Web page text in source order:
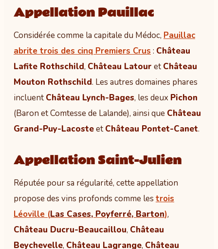
Appellation Pauillac
Considérée comme la capitale du Médoc, Pauillac
abrite trois des cinq Premiers Crus : Château
Lafite Rothschild, Château Latour et Château
Mouton Rothschild. Les autres domaines phares
incluent Château Lynch-Bages, les deux Pichon
(Baron et Comtesse de Lalande), ainsi que Château
Grand-Puy-Lacosteet Château Pontet-Canet.
Appellation Saint-Julien
Réputée pour sa régularité, cette appellation
propose des vins profonds comme les trois
Léoville (Las Cases, Poyferré, Barton),
Château Ducru-Beaucaillou, Château
Beychevelle, Château Lagrange, Château